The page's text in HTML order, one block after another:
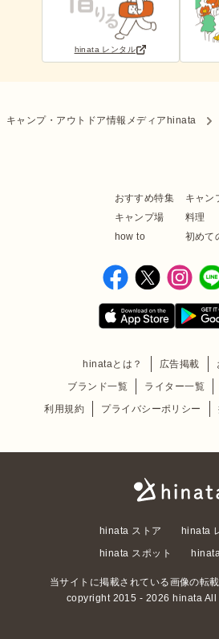
hinata レンタル
キャンプ・アウトドア情報メディアhinata
おすすめ特集
キャン
キャンプ場
料理
how to
初めて
hinataとは？ 広告掲載
ブランド一覧
ライター一覧
利用規約
プライバシーポリシー
hinata ストア
hinata
hinata スポット
当サイトに掲載されている画像の転
copyright 2015 - 2026 hinata